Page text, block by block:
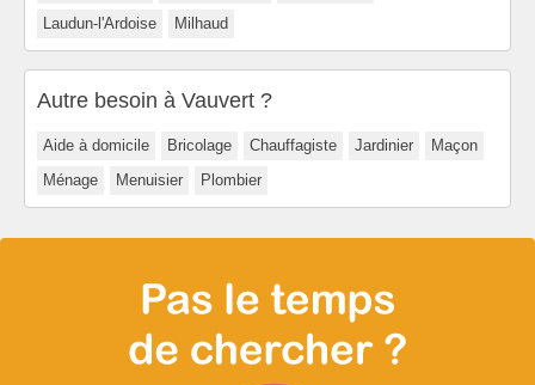
Laudun-l'Ardoise
Milhaud
Autre besoin à Vauvert ?
Aide à domicile Bricolage Chauffagiste Jardinier
Maçon
Ménage
Menuisier Plombier